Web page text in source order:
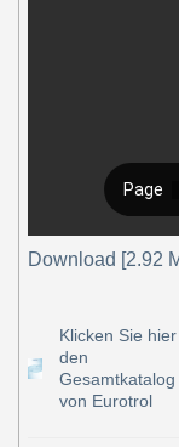
Download [2.92
Klicken Sie
den
Gesamtkatalog
von Eurotrol